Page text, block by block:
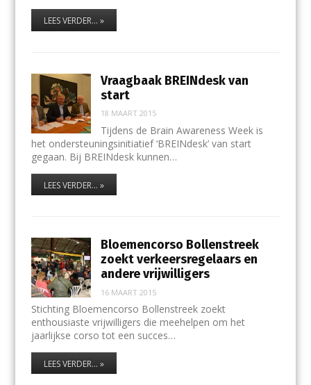
LEES VERDER... »
Vraagbaak BREINdesk van
start
18 MAART 2015
Tijdens de Brain Awareness Week is
het ondersteuningsinitiatief ‘BREINdesk’ van start
gegaan. Bij BREINdesk kunnen…
LEES VERDER... »
Bloemencorso Bollenstreek
zoekt verkeersregelaars en
andere vrijwilligers
16 MAART 2015
Stichting Bloemencorso Bollenstreek zoekt
enthousiaste vrijwilligers die meehelpen om het
jaarlijkse corso tot een succes…
LEES VERDER... »